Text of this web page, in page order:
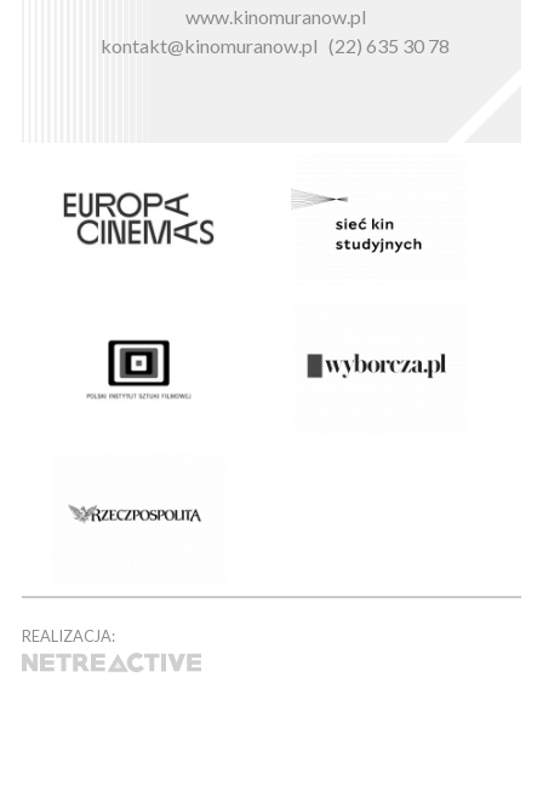
www.kinomuranow.pl
kontakt@kinomuranow.pl (22) 635 30 78
REALIZACJA: